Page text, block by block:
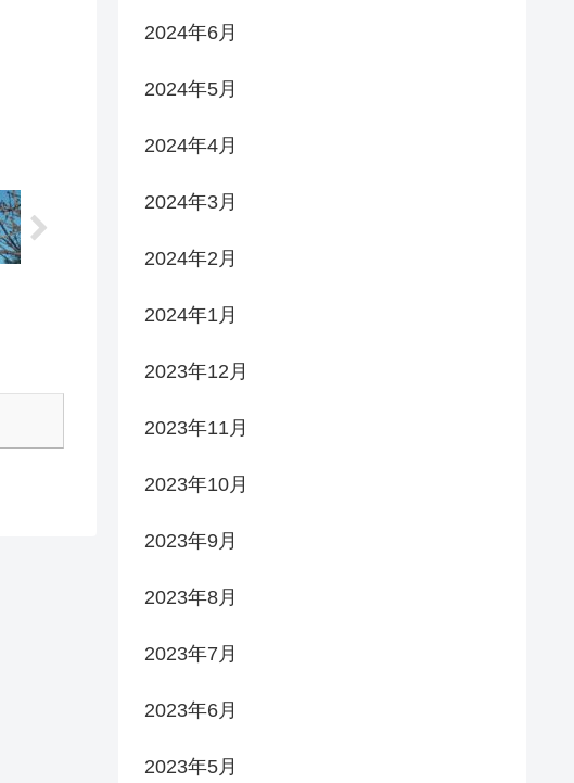
2024年6月
2024年5月
2024年4月
2024年3月
2024年2月
2024年1月
2023年12月
2023年11月
2023年10月
2023年9月
2023年8月
2023年7月
2023年6月
2023年5月